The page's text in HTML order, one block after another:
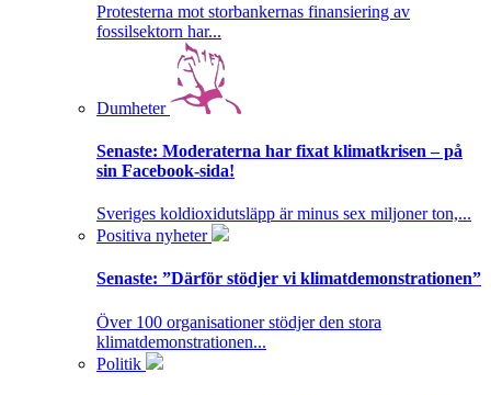
Protesterna mot storbankernas finansiering av
fossilsektorn har...
Dumheter
Senaste: Moderaterna har fixat klimatkrisen – på
sin Facebook-sida!
Sveriges koldioxidutsläpp är minus sex miljoner ton,...
Positiva nyheter
Senaste: ”Därför stödjer vi klimatdemonstrationen”
Över 100 organisationer stödjer den stora
klimatdemonstrationen...
Politik